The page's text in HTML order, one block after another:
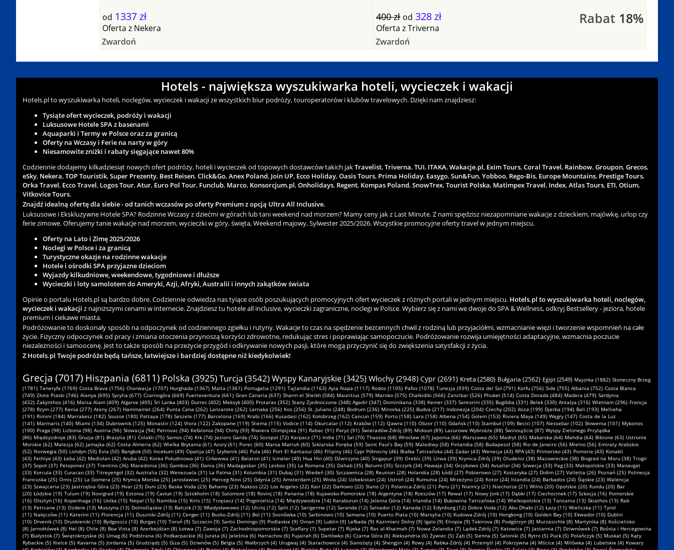
od 1337 zł
Oferta z Nekera
Zwardoń
400 zł od 328 zł Rabat 18%
Oferta zTriverna
Zwardoń
Hotels - największa wyszukiwarka hoteli, wycieczek i wakacji
Hotels.pl to wyszukiwarka hoteli, noclegów, wycieczek i wakacji ze wszystkich biur podróży, touroperatorów i klubów travelowych. Dzięki nam znajdziesz:
Tysiąte ofert wycieczek, podróży i wakacji
Luksusowe Hotele SPA z basenami
Aquaparki i Termy w Polsce oraz za granicą
Oferty na Wczasy i Ferie na narty w góry
Niesamowite zniżki i rabaty sięgające nawet 80%
Codziennie dodajemy kilkadziesiąt nowych ofert podróży, hoteli i wycieczek od topowych dostawców takich jakTravelist,Triverna,TUI, ITAKA,Wakacje.pl, Exim Tours,Coral Travel, Rainbow,Groupon,Grecos,
eSky, Nekera,TOP Touristik,Super Prezenty, Best Reisen,Click&Go,Anex Poland, Join UP, Ecco Holiday,Oasis Tours, Prima Holiday, Easygo,Sun&Fun,Yobboo, Rego-Bis, Europe Mountains, Prestige Tours,
Orka Travel, Ecco Travel, Logos Tour,Atur, Euro Pol Tour, Funclub, Marco, Konsorcjum.pl,Onholidays, Regent, Kompas Poland,SnowTrex,Tourist Polska, Matimpex Travel, Index,Atlas Tours, ETI,Otium,
Vitkovice Tours.
Znajdź idealną ofertę dla siebie - od tanich wczasów po oferty Premium z opcją Ultra All Inclusive.
Luksusowe i Ekskluzywne Hotele SPA? Rodzinne Wczasy z dziećmi w górach lub tani weekend nad morzem? Mamy ceny jak z Last Minute. Z nami spędzisz niezapomniane wakacje z dzieckiem, majówkę, urlop czy
ferie zimowe. Oferujemy tanie wakacje nad morzem, wycieczki w góry, święta, Weekend majowy, Sylwester 2025/2026. Wszystkie promocyjne oferty travel w jednym miejscu.
Oferty na Lato i Zimę 2025/2026
Noclegi w Polsce i za granicą
Turystyczne okazje na rodzinne wakacje
Hotele i ośrodki SPA przyjazne dzieciom
Wyjazdy kilkudniowe, weekendowe, tygodniowe i dłuższe
Wycieczki i loty samolotem do Ameryki, Azji, Afryki, Australii i innych zakątków świata
Opinie o portalu Hotels.pl są bardzo dobre. Codziennie odwiedza nas tyiące osób poszukujących promocyjnych ofert wycieczek z różnych portali w jednym miejscu. Hotels.pl to wyszukiwarka hoteli, noclegów,
wycieczek i wakacji z najniższymi cenami w internecie. Znajdziesz tu hotele all inclusive, wycieczki zagraniczne, noclegi w Polsce. Wybierz się z nami we dwoje do SPA & Wellness, odkryj Bestsellery - jeziora, hotele
premium i ciekawe miasta.
Podróżowanie to doskonały sposób na odpoczynek od codziennego zgiełku i rutyny. Wakacje to czas na spędzenie bezcennych chwil z rodziną lub przyjaciółmi, wzmacnianie więzi i tworzenie wspomnień na całe
życie. Fizyczny odpoczynek od pracy i zmiana otoczenia przynoszą korzyści zdrowotne, redukując stres i poprawiając samopoczucie. Podróżowanie rozwija umiejętności adaptacyjne, wzmacnia poczucie
niezależności i samoocenę. Jest to także sposób na przeżycie przygód i odkrywanie nowych pasji, które mogą przyczynić się do zwiększenia satysfakcji z życia.
Z Hotels.pl Twoje podróże będą tańsze, łatwiejsze i bardziej dostępne niż kiedykolwiek!
Grecja (7017) Hiszpania (6811) Polska (3925)Turcja (3542)Wyspy Kanaryjskie (3425) Włochy (2948) Cypr (2691) Kreta (2580) Bułgaria (2562) Egipt (2549) Majorka (1882) Słoneczny Brzeg
(1781) Teneryfa (1769) Costa Brava (1756) Chorwacja (1707) Hurghada (1367) Malta (1361) Portugalia (1291) Tajlandia (1163) Ayia Napa (1117) Rodos (1105) Pafos (1078) Tunezja (939) Costa del Sol (791) Korfu (756) Side (755) Albania (752) Costa Blanca
(749) Złote Piaski (746) Alanya (695) Sycylia (677) Czarnogóra (669) Fuerteventura (661) Gran Canaria (637) Sharm el Sheikh (584) Mauritius (579) Maroko (575) Chalkidiki (566) Zanzibar (526) Phuket (514) Costa Dorada (484) Madera (479) Sardynia
(432) Zakynthos (416) Marsa Alam (409) Algarve (405) Sri Lanka (403) Durres (402) Meksyk (400) Protaras (352) Stany Zjednoczone (348) Agadir (347) Dominikana (338) Kemer (337) Santorini (335) Bugibba (331) Belek (330) Antalya (316) Wietnam (296) Francja
(278) Rzym (277) Kenia (277) Ateny (267) Hammamet (264) Punta Cana (262) Lanzarote (262) Larnaka (256) Kos (256) St. Julians (248) Bodrum (236) Minorka (225) Budva (217) Indonezja (204) Czechy (202) Ibiza (199) Djerba (194) Bali (193) Mellieha
(191) Rimini (184) Marrakesz (182) Sousse (180) Pattaya (178) Seszele (177) Barcelona (169) Krabi (166) Kusadasi (162) Kołobrzeg (162) Cancun (159) Porto (158) Lara (158) Albena (154) Golem (153) Riviera Maya (149) Węgry (147) Costa de la Luz
(141) Marmaris (140) Miami (134) Dubrownik (125) Monastir (124) Vlora (122) Zakopane (119) Sliema (115) Vodice (114) Okurcalar (112) Kraków (112) Qawra (110) Obzor (110) Gdańsk (110) Stambuł (109) Becici (107) Nessebar (102) Słowenia (101) Mykonos
(100) Praga (98) Lizbona (98) Austria (96) Słowacja (94) Petrovac (94) Kefalonia (94) Chiny (93) Riwiera Olimpijska (91) Rabac (91) Paryż (91) Świeradów-Zdrój (89) Midoun (89) Lazurowe Wybrzeże (88) Świnoujście (87) Wyspy Zielonego Przylądka
(86) Międzyzdroje (83) Gruzja (81) Brazylia (81) Colakli (75) Samos (74) Krk (74) Jezioro Garda (74) Sozopol (72) Karpacz (71) Indie (71) Sal (70) Thassos (68) Wrocław (67) Japonia (66) Warszawa (65) Madryt (65) Makarska (64) Mahdia (64) Bibione (63) Ustronie
Morskie (62) Malezja (62) Jamajka (62) Costa Almeria (62) Wielka Brytania (61) Azory (61) Porec (60) Marsa Matruh (60) Szklarska Poręba (59) Saint Paul’s Bay (59) Malediwy (58) Finlandia (58) Budapeszt (58) Rio de Janeiro (56) Mielno (56) Emiraty Arabskie
(52) Norwegia (50) Londyn (50) Evia (50) Bangkok (50) Incekum (49) Opatija (47) Szybenik (46) Pula (46) Port El Kantaoui (46) Filipiny (46) Cypr Północny (46) Białka Tatrzańska (44) Zadar (43) Wenecja (43) RPA (43) Primorsko (43) Pomorie (43) Konakli
(43) Fethiye (43) Łeba (42) Mediolan (42) Aruba (42) Korea Południowa (41) Cirkewwa (41) Balaton (41) Icmeler (40) Hua Hin (40) Dźwirzyno (40) Singapur (39) Orebic (39) Litwa (39) Krynica-Zdrój (39) Oludeniz (38) Mazowieckie (38) Biograd na Moru (38) Trogir
(37) Sopot (37) Peloponez (37) Trentino (36) Macedonia (36) Gambia (36) Dania (36) Madagaskar (35) Lesbos (35) La Romana (35) Dahab (35) Batumi (35) Szczyrk (34) Hawaje (34) Grzybowo (34) Avsallar (34) Szwecja (33) Pag (33) Małopolskie (33) Manavgat
(33) Korcula (33) Curacao (33) Titreyengol (32) Australia (32) Wenezuela (31) La Palma (31) Kolumbia (31) Dubaj (31) Wiedeń (30) Szczawnica (28) Reunion (28) Holandia (28) Łódź (27) Pobierowo (27) Kostaryka (27) Didim (27) Valletta (26) Poznań (25) Polinezja
Francuska (25) Omis (25) La Gomera (25) Krynica Morska (25) Jarosławiec (25) Herceg Novi (25) Gdynia (25) Amsterdam (25) Wisła (24) Uzbekistan (24) Ustroń (24) Rumunia (24) Mrzeżyno (24) Kotor (24) Islandia (24) Barbados (24) Śląskie (23) Walencja
(23) Szwajcaria (23) Jastrzębia Góra (23) Hvar (23) Duni (23) Baska Voda (23) Bahamy (23) Naksos (22) Los Angeles (22) Kair (22) Darłowo (22) Slano (21) Polanica-Zdrój (21) Peru (21) Niemcy (21) Niechorze (21) Wilno (20) Opolskie (20) Kundu (20) Bar
(20) Łódzkie (19) Tulum (19) Novigrad (19) Estonia (19) Cavtat (19) Sztokholm (18) Sutomore (18) Rovinj (18) Panama (18) Kujawsko-Pomorskie (18) Argentyna (18) Rzeszów (17) Rewal (17) Nowy Jork (17) Dąbki (17) Ciechocinek (17) Szkocja (16) Pomorskie
(16) Olsztyn (16) Kopenhaga (16) Ustka (15) Nepal (15) Namibia (15) Kiris (15) Trzęsacz (14) Pogorzelica (14) Międzywodzie (14) Karaburun (14) Jelenia Góra (14) Irlandia (14) Bukowina Tatrzańska (14) Wielkopolskie (13) Tanzania (13) Skiathos (13) Rab
(13) Petrcane (13) Ozdere (13) Muszyna (13) Dolnośląskie (13) Bałczik (13) Władysławowo (12) Ulcinj (12) Split (12) Sarigerme (12) Saranda (12) Salvador (12) Kanada (12) Edynburg (12) Dobra Voda (12) Abu Dhabi (12) Łazy (11) Wieliczka (11) Tyrol
(11) Nałęczów (11) Katerini (11) Florencja (11) Duszniki-Zdrój (11) Cenger (11) Busko-Zdrój (11) Bol (11) Sosnówka (10) Sarbinowo (10) Samana (10) Puerto Plata (10) Marsylia (10) Kudowa-Zdrój (10) Hongkong (10) Golden Bay (10) Ekwador (10) Dublin
(10) Drvenik (10) Druskieniki (10) Bydgoszcz (10) Burgas (10) Toruń (9) Szczecin (9) Santo Domingo (9) Podlaskie (9) Oman (9) Lublin (9) Lefkada (9) Kazimierz Dolny (9) Igalo (9) Etiopia (9) Tekirova (8) Podgórzyn (8) Murzasichle (8) Martynika (8) Kościelisko
(8) Jarnołtówek (8) Hel (8) Chile (8) Boa Vista (8) Azerbejdżan (8) Łotwa (7) Zawoja (7) Zachodniopomorskie (7) Szaflary (7) Supetar (7) Rijeka (7) Ras al-Khaimah (7) Nowa Zelandia (7) Lądek-Zdrój (7) Katowice (7) Jastarnia (7) Dziwnówek (7) Bośnia i Hercegowina
(7) Białystok (7) Świętokrzyskie (6) Umag (6) Podstrana (6) Podkarpackie (6) Jurata (6) Jeleśnia (6) Harrachov (6) Fujairah (6) Darłówko (6) Czarna Góra (6) Aleksandria (6) Żywiec (5) Ząb (5) Sienna (5) Saloniki (5) Rytro (5) Puck (5) Polańczyk (5) Muskat (5) Kąty
Rybackie (5) Kielce (5) Kavarna (5) Jordania (5) Grudziądz (5) Giza (5) Dziwnów (5) Belgia (5) Wałbrzych (4) Urugwaj (4) Starachowice (4) Sianożęty (4) Shengjin (4) Rowy (4) Rabka-Zdrój (4) Przemyśl (4) Pokrzywna (4) Mścice (4) Milówka (4) Lubelskie (4) Kowary